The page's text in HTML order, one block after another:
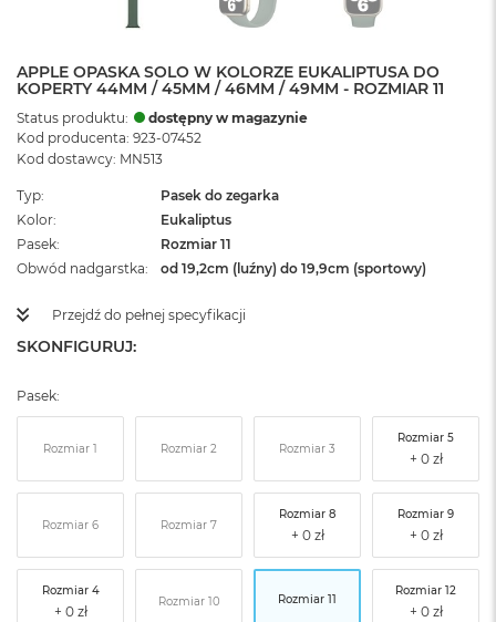
APPLE OPASKA SOLO W KOLORZE EUKALIPTUSA DO
KOPERTY 44MM / 45MM / 46MM / 49MM - ROZMIAR 11
Status produktu:
dostępny w magazynie
Kod producenta: 923-07452
Kod dostawcy: MN513
Typ
Pasek do zegarka
Kolor
Eukaliptus
Pasek
Rozmiar 11
Obwód nadgarstka
od 19,2cm (luźny) do 19,9cm (sportowy)
Przejdź do pełnej specyfikacji
SKONFIGURUJ:
Pasek:
Rozmiar 1 Rozmiar 2 Rozmiar 3
Rozmiar 5
Rozmiar 6 Rozmiar 7
Rozmiar 8 Rozmiar 9
Rozmiar 4
Rozmiar 10 Rozmiar 11
Rozmiar 12